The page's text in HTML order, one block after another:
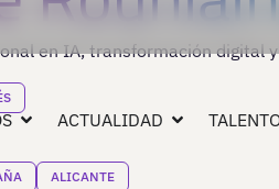
ACTUALIDAD
en IA, transformación digital y
ALICANTE